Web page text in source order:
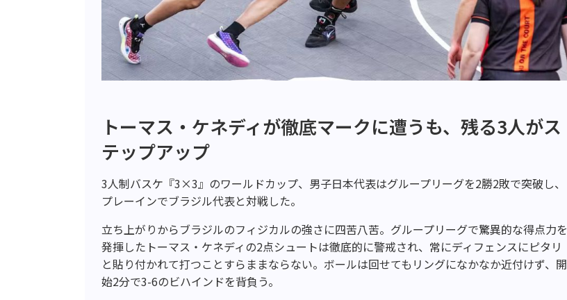
トーマス・ケネディが徹底マークに遭うも、残る3人がス
テップアップ
3人制バスケ『3×3』のワールドカップ、男子日本代表はグループリーグを2勝2敗で突破し、
プレーインでブラジル代表と対戦した。
立ち上がりからブラジルのフィジカルの強さに四苦八苦。グループリーグで驚異的な得点力を
発揮したトーマス・ケネディの2点シュートは徹底的に警戒され、常にディフェンスにピタリ
と貼り付かれて打つことすらままならない。ボールは回せてもリングになかなか近付けず、開
始2分で3-6のビハインドを背負う。